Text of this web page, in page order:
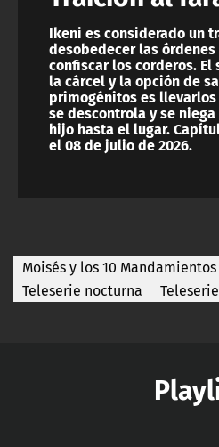
ÁREA DE PROYECTOS
Ikeni es considerado un
desobedecer las órdenes
confiscar los corderos.
la cárcel y la opción de
primogénitos es
se descontrola y se
hijo hasta el lugar.
el 08 de julio de 2026.
Moisés y los 10 Mandamientos
Teleserie nocturna